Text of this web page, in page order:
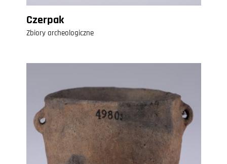
Czerpak
Zbiory archeologiczne